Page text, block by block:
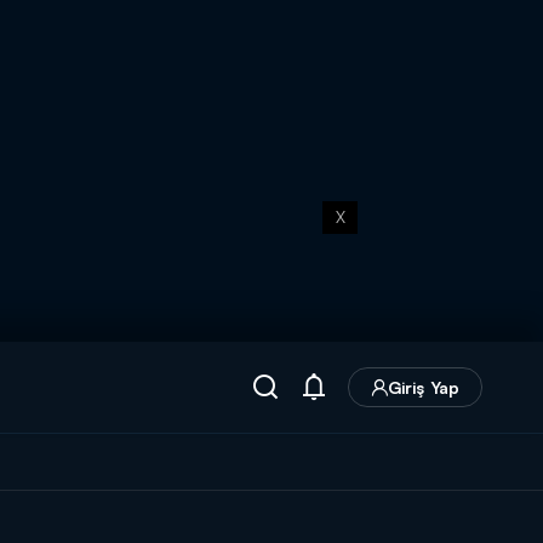
X
Giriş Yap